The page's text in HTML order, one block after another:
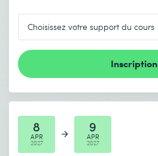
Inscription
8
APR
2027
9
APR
2027